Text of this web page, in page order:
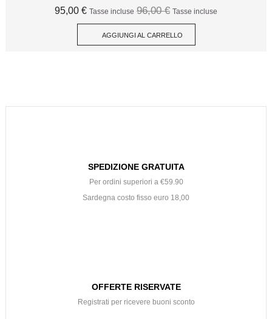
95,00 € Tasse incluse 96,00 € Tasse incluse
AGGIUNGI AL CARRELLO
SPEDIZIONE GRATUITA
Per ordini superiori a €59.90
Sardegna costo fisso euro 18,00
OFFERTE RISERVATE
Registrati per ricevere buoni sconto